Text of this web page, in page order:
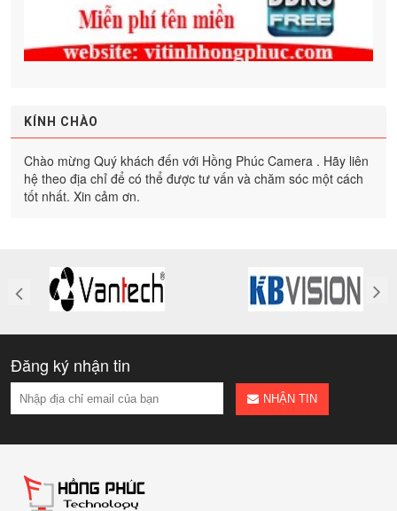
KÍNH CHÀO
Chào mừng Quý khách đến với Hồng Phúc Camera . Hãy liên
hệ theo địa chỉ để có thể được tư vấn và chăm sóc một cách
tốt nhất. Xin cảm ơn.
Đăng ký nhận tin
NHẬN TIN